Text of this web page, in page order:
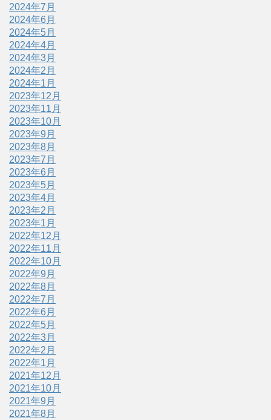
2024年7月
2024年6月
2024年5月
2024年4月
2024年3月
2024年2月
2024年1月
2023年12月
2023年11月
2023年10月
2023年9月
2023年8月
2023年7月
2023年6月
2023年5月
2023年4月
2023年2月
2023年1月
2022年12月
2022年11月
2022年10月
2022年9月
2022年8月
2022年7月
2022年6月
2022年5月
2022年3月
2022年2月
2022年1月
2021年12月
2021年10月
2021年9月
2021年8月